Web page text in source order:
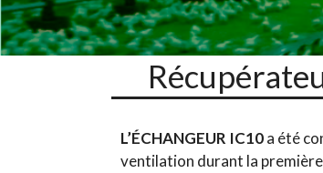
L’ÉCHANGEUR IC10a été
ventilation durant la première